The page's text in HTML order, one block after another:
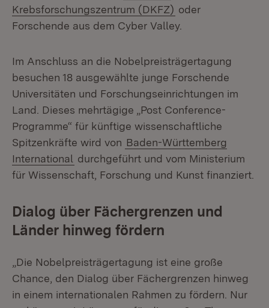
Krebsforschungszentrum (DKFZ) oder
Forschende aus dem Cyber Valley.
Im Anschluss an die Nobelpreisträgertagung
besuchen 18 ausgewählte junge Forschende
Universitäten und Forschungseinrichtungen im
Land. Dieses mehrtägige „Post Conference-
Programme“ für künftige wissenschaftliche
Spitzenkräfte wird von Baden-Württemberg
International durchgeführt und vom Ministerium
für Wissenschaft, Forschung und Kunst finanziert.
Dialog über Fächergrenzen und
Länder hinweg fördern
„Die Nobelpreisträgertagung ist eine große
Chance, den Dialog über Fächergrenzen hinweg
in einem internationalen Rahmen zu fördern. Nur